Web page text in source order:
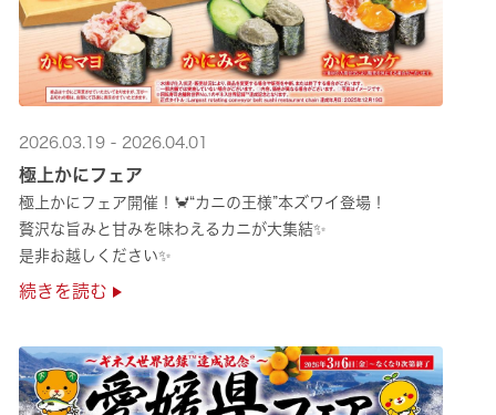
2026.03.19 - 2026.04.01
極上かにフェア
極上かにフェア開催！🦀“カニの王様”本ズワイ登場！
贅沢な旨みと甘みを味わえるカニが大集結✨
是非お越しください✨
続きを読む